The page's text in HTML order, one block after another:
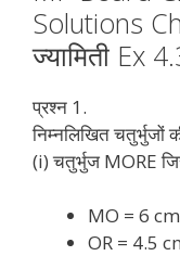
Solutions
ज्यामिती Ex
प्रश्न 1.
निम्नलिखित चतुर्भुजों
(i) चतुर्भुज MORE
MO = 6 cm
OR = 4.5